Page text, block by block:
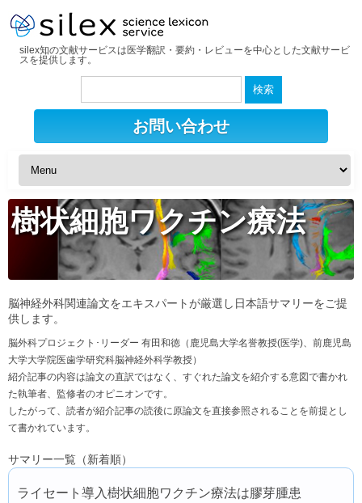
silex知の文献サービスは医学翻訳・要約・レビューを中心とした文献サービ
スを提供します。
検
お問い合わせ
樹状細胞ワクチン療法
脳神経外科関連論文をエキスパートが厳選し日本語サマリーをご提
供します。
脳外科プロジェクト･リーダー 有田和徳（鹿児島大学名誉教授(医学)、前鹿児島
大学大学院医歯学研究科脳神経外科学教授）
紹介記事の内容は論文の直訳ではなく、すぐれた論文を紹介する意図で書かれ
た執筆者、監修者のオピニオンです。
したがって、読者が紹介記事の読後に原論文を直接参照されることを前提とし
て書かれています。
サマリー一覧（新着順）
ライセート導入樹状細胞ワクチン療法は膠芽腫患